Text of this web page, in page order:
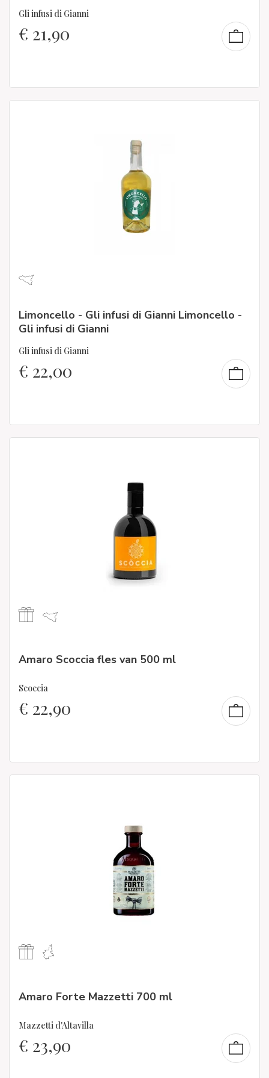
Gli infusi di Gianni
€ 21,90
Limoncello - Gli infusi di Gianni Limoncello -
Gli infusi di Gianni
Gli infusi di Gianni
€ 22,00
Amaro Scoccia fles van 500 ml
Scoccia
€ 22,90
Amaro Forte Mazzetti 700 ml
Mazzetti d'Altavilla
€ 23,90